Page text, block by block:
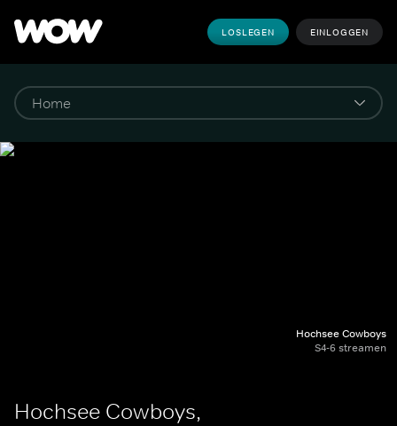
LOSLEGEN EINLOGGEN
Hochsee Cowboys
S4-6 streamen
Hochsee Cowboys,